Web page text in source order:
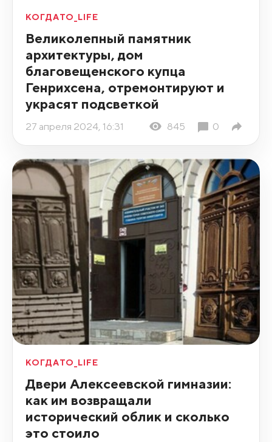
КОГДАТО_LIFE
Великолепный памятник
архитектуры, дом
благовещенского купца
Генрихсена, отремонтируют и
украсят подсветкой
27 апреля 2024, 16:31 845 0
КОГДАТО_LIFE
Двери Алексеевской гимназии:
как им возвращали
исторический облик и сколько
это стоило